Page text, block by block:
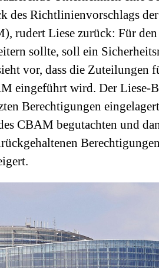
des Richtlinienvorschlags
rudert Liese zurück: Für
sollte, soll ein
vor, dass die Zuteilungen
eingeführt wird. Der Liese-
Berechtigungen
CBAM begutachten und